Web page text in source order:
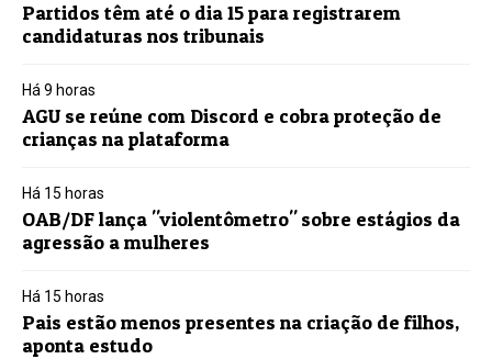
Partidos têm até o dia 15 para registrarem
candidaturas nos tribunais
Há 9 horas
AGU se reúne com Discord e cobra proteção de
crianças na plataforma
Há 15 horas
OAB/DF lança "violentômetro" sobre estágios da
agressão a mulheres
Há 15 horas
Pais estão menos presentes na criação de filhos,
aponta estudo